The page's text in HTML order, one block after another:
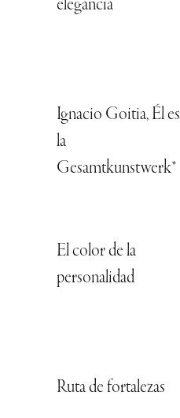
elegancia
Ignacio Goitia, Él es
la
Gesamtkunstwerk*
El color de la
personalidad
Ruta de fortalezas